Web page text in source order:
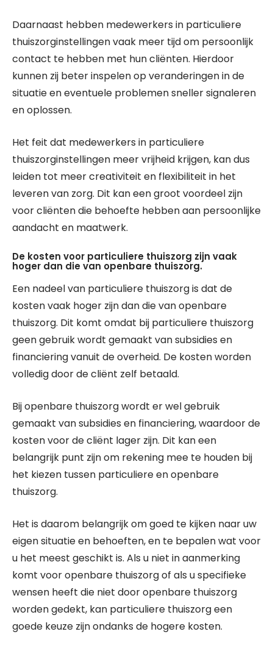
Daarnaast hebben medewerkers in particuliere
thuiszorginstellingen vaak meer tijd om persoonlijk
contact te hebben met hun cliënten. Hierdoor
kunnen zij beter inspelen op veranderingen in de
situatie en eventuele problemen sneller signaleren
en oplossen.
Het feit dat medewerkers in particuliere
thuiszorginstellingen meer vrijheid krijgen, kan dus
leiden tot meer creativiteit en flexibiliteit in het
leveren van zorg. Dit kan een groot voordeel zijn
voor cliënten die behoefte hebben aan persoonlijke
aandacht en maatwerk.
De kosten voor particuliere thuiszorg zijn vaak
hoger dan die van openbare thuiszorg.
Een nadeel van particuliere thuiszorg is dat de
kosten vaak hoger zijn dan die van openbare
thuiszorg. Dit komt omdat bij particuliere thuiszorg
geen gebruik wordt gemaakt van subsidies en
financiering vanuit de overheid. De kosten worden
volledig door de cliënt zelf betaald.
Bij openbare thuiszorg wordt er wel gebruik
gemaakt van subsidies en financiering, waardoor de
kosten voor de cliënt lager zijn. Dit kan een
belangrijk punt zijn om rekening mee te houden bij
het kiezen tussen particuliere en openbare
thuiszorg.
Het is daarom belangrijk om goed te kijken naar uw
eigen situatie en behoeften, en te bepalen wat voor
u het meest geschikt is. Als u niet in aanmerking
komt voor openbare thuiszorg of als u specifieke
wensen heeft die niet door openbare thuiszorg
worden gedekt, kan particuliere thuiszorg een
goede keuze zijn ondanks de hogere kosten.